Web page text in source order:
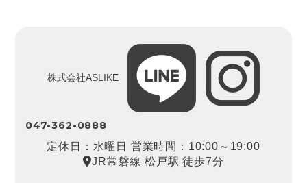
株式会社ASLIKE
047-362-0888
定休日：水曜日 営業時間：10:00～19:00
JR常磐線 松戸駅 徒歩7分